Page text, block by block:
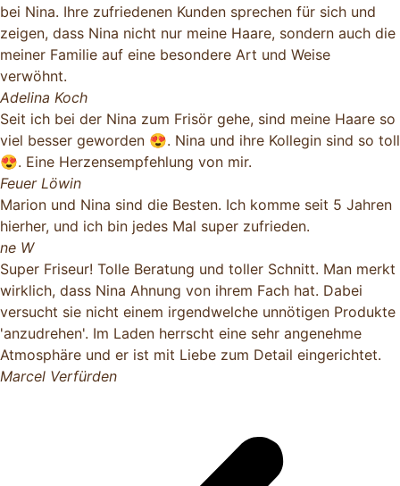
bei Nina. Ihre zufriedenen Kunden sprechen für sich und
zeigen, dass Nina nicht nur meine Haare, sondern auch die
meiner Familie auf eine besondere Art und Weise
verwöhnt.
Adelina Koch
Seit ich bei der Nina zum Frisör gehe, sind meine Haare so
viel besser geworden 😍. Nina und ihre Kollegin sind so toll
😍. Eine Herzensempfehlung von mir.
Feuer Löwin
Marion und Nina sind die Besten. Ich komme seit 5 Jahren
hierher, und ich bin jedes Mal super zufrieden.
ne W
Super Friseur! Tolle Beratung und toller Schnitt. Man merkt
wirklich, dass Nina Ahnung von ihrem Fach hat. Dabei
versucht sie nicht einem irgendwelche unnötigen Produkte
'anzudrehen'. Im Laden herrscht eine sehr angenehme
Atmosphäre und er ist mit Liebe zum Detail eingerichtet.
Marcel Verfürden